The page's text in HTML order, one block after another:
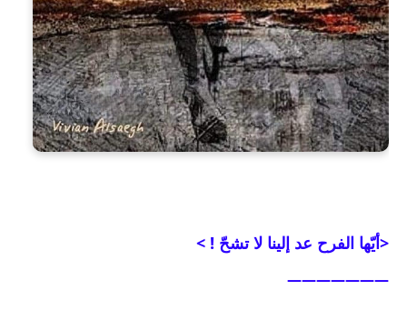
<أيّها الفرح عد إلينا لا تشحّ ! >
———————